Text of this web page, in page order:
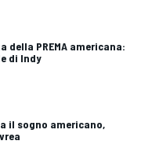
della PREMA americana:
di Indy
il sogno americano,